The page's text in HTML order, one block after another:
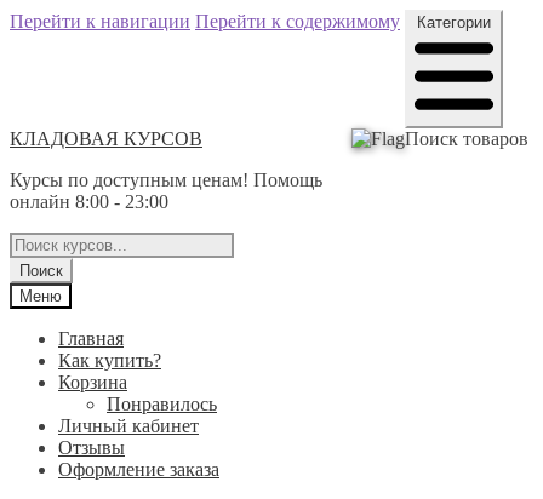
Перейти к навигации Перейти к содержимому
КЛАДОВАЯ КУРСОВ
Курсы по доступным ценам! Помощь
онлайн 8:00 - 23:00
Категории
Поиск товаров
Поиск
Меню
Главная
Как купить?
Корзина
Понравилось
Личный кабинет
Отзывы
Оформление заказа